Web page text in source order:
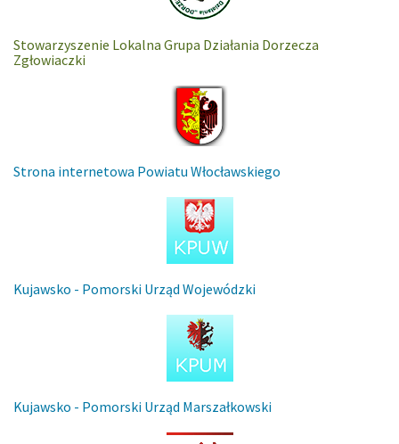
Stowarzyszenie Lokalna Grupa Działania Dorzecza
Zgłowiaczki
Strona internetowa Powiatu Włocławskiego
Kujawsko - Pomorski Urząd Wojewódzki
Kujawsko - Pomorski Urząd Marszałkowski